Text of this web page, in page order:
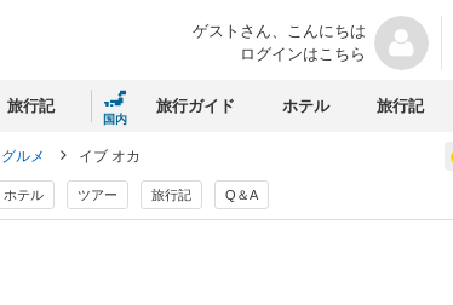
ゲストさん、 こんにちは
ログインはこちら
旅行記
国内
旅行ガイド ホテル 旅行記
ルメ イブ オカ
ホテル ツアー 旅行記 Q＆A